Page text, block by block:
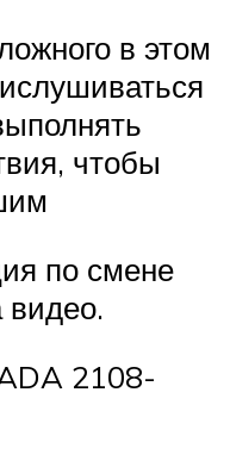
в этом
чтобы
по смене
2108-